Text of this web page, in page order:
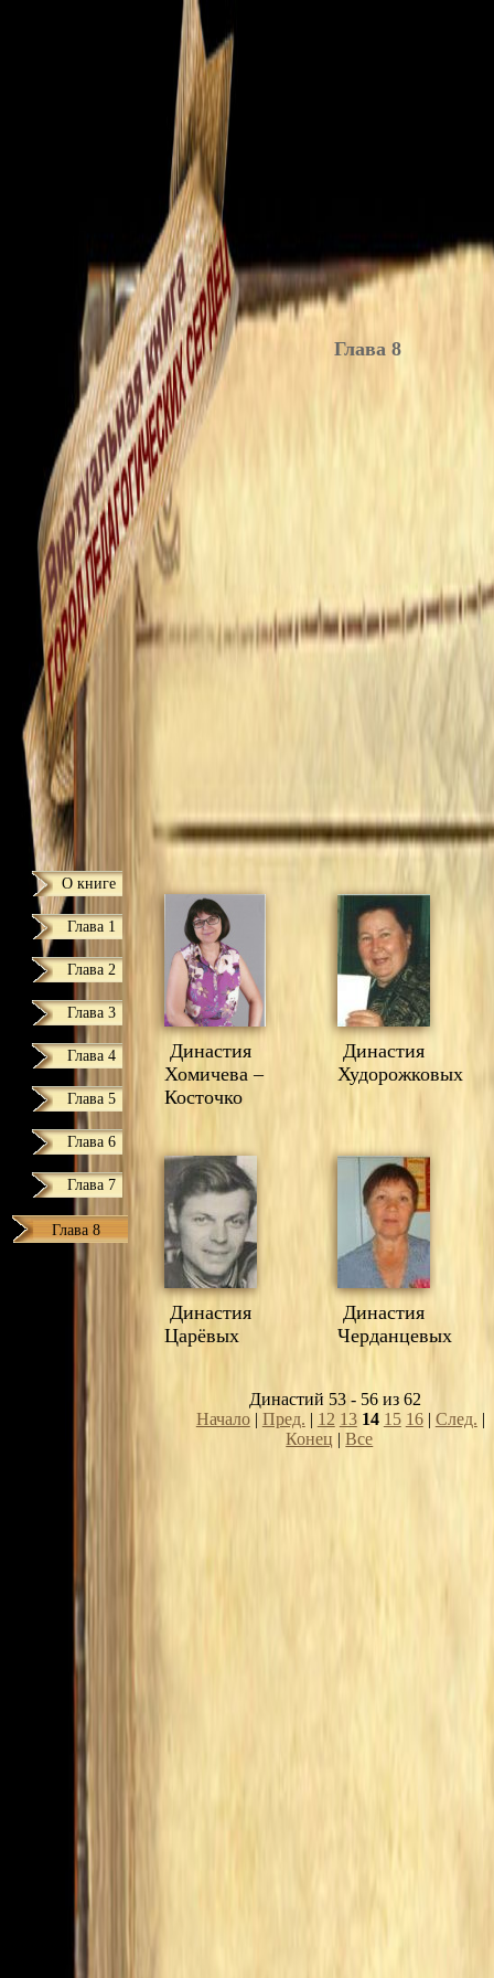
О книге
Глава 1
Глава 2
Глава 3
Глава 4
Глава 5
Глава 6
Глава 7
Глава 8
Глава 8
Династия
Хомичева –
Косточко
Династия
Худорожковых
Династия
Царёвых
Династия
Черданцевых
Династий 53 - 56 из 62
Начало| Пред. | 12 13 14 15 16| След. |
Конец |Все